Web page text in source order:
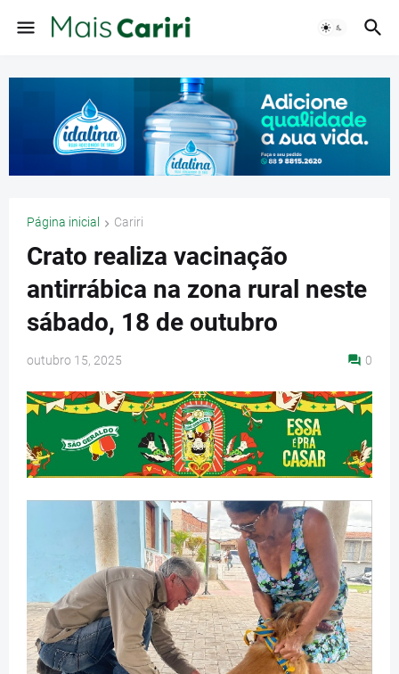
Página inicial Cariri
Crato realiza vacinação
antirrábica na zona rural neste
sábado, 18 de outubro
outubro 15, 2025 0